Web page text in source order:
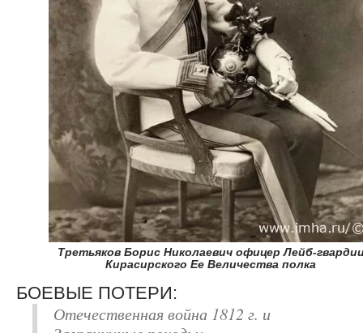
Третьяков Борис Николаевич офицер Лейб-
Кирасирского Ее Величества полка
БОЕВЫЕ ПОТЕРИ:
Отечественная война 1812 г. и